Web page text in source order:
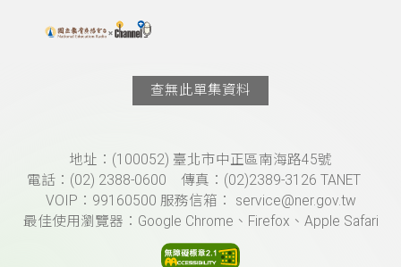
上方功能區塊
搜尋關鍵字：可輸入節目名稱、主持人或關鍵字
查無此單集資料
頁尾資訊地址：(100052) 臺北市中正區南海路45號
電話：(02) 2388-0600 傳真：(02)2389-3126 TANET
VOIP：99160500 服務信箱： service@ner.gov.tw
最佳使用瀏覽器：Google Chrome、Firefox、Apple Safari